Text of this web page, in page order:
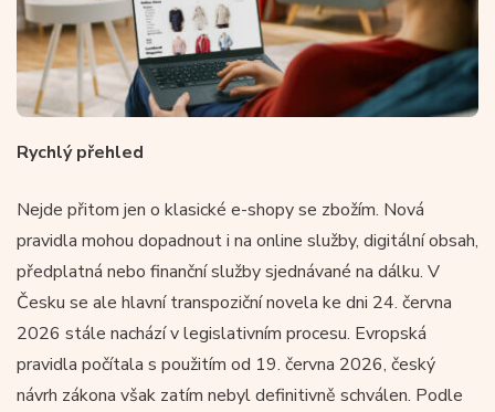
Rychlý přehled
Nejde přitom jen o klasické e-shopy se zbožím. Nová
pravidla mohou dopadnout i na online služby, digitální obsah,
předplatná nebo finanční služby sjednávané na dálku. V
Česku se ale hlavní transpoziční novela ke dni 24. června
2026 stále nachází v legislativním procesu. Evropská
pravidla počítala s použitím od 19. června 2026, český
návrh zákona však zatím nebyl definitivně schválen. Podle